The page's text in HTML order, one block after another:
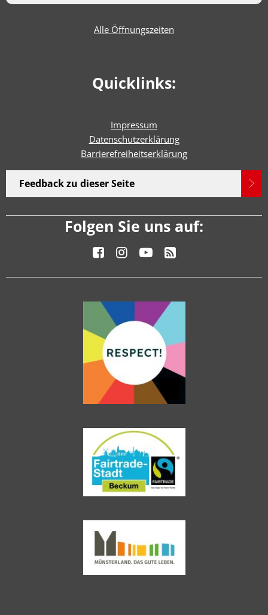
Alle Öffnungszeiten
Quicklinks:
Impressum
Datenschutzerklärung
Barrierefreiheitserklärung
Feedback zu dieser Seite
Folgen Sie uns auf: